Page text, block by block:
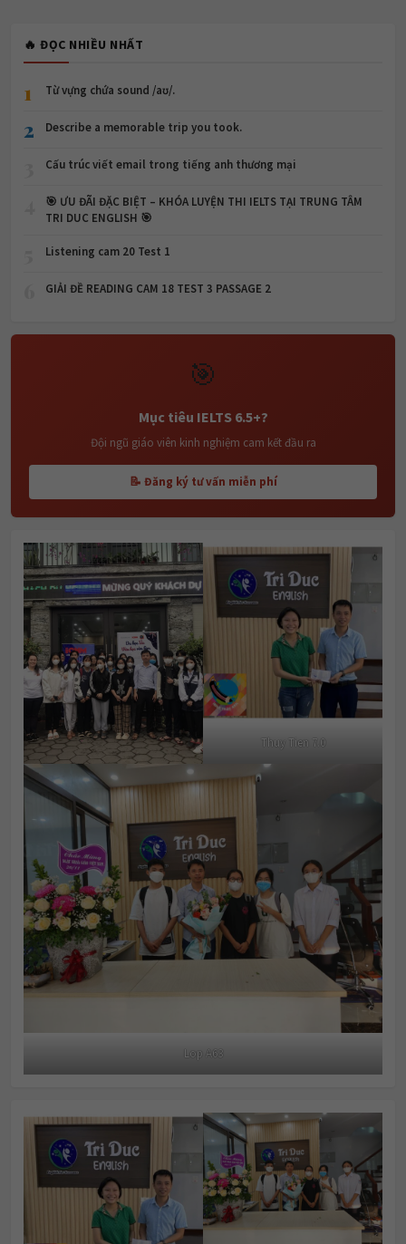
🔥 ĐỌC NHIỀU NHẤT
1 Từ vựng chứa sound /aʊ/.
2 Describe a memorable trip you took.
Cấu trúc viết email trong tiếng anh thương mại
🎯 ƯU ĐÃI ĐẶC BIỆT – KHÓA LUYỆN THI IELTS TẠI TRUNG TÂM
TRI DUC ENGLISH 🎯
Listening cam 20 Test 1
GIẢI ĐỀ READING CAM 18 TEST 3 PASSAGE 2
🎯
Mục tiêu IELTS 6.5+?
Đội ngũ giáo viên kinh nghiệm cam kết đầu ra
📝 Đăng ký tư vấn miễn phí
Thuy Tien 7.0
Lop A63